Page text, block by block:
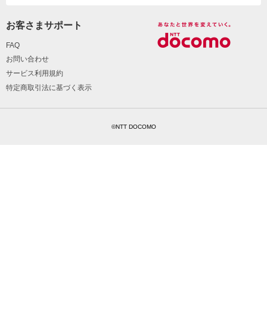
お客さまサポート
FAQ
お問い合わせ
サービス利用規約
特定商取引法に基づく表示
©NTT DOCOMO